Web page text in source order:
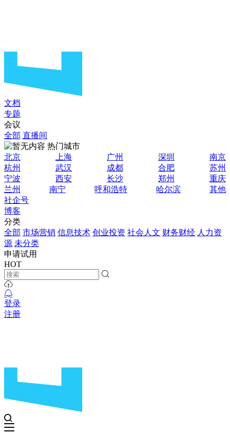
文档
专题
会议
全部 直播间
热门城市
北京
上海 广州 深圳
南京
杭州
武汉 成都 合肥
苏州
宁波
西安 长沙 郑州
重庆
兰州
南宁 呼和浩特 哈尔滨
其他
社企号
博客
分类
全部 市场营销 信息技术 创业投资 社会人文 财务财经 人力资
源 未分类
申请试用
HOT
登录
注册